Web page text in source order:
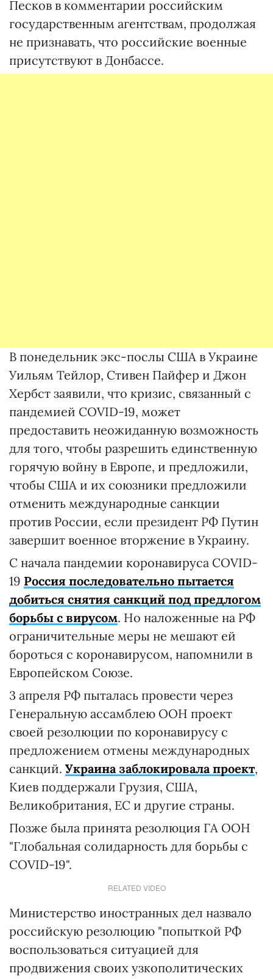
Песков в комментарии российским
государственным агентствам, продолжая
не признавать, что российские военные
присутствуют в Донбассе.
В понедельник экс-послы США в Украине
Уильям Тейлор, Стивен Пайфер и Джон
Хербст заявили, что кризис, связанный с
пандемией COVID-19, может
предоставить неожиданную возможность
для того, чтобы разрешить единственную
горячую войну в Европе, и предложили,
чтобы США и их союзники предложили
отменить международные санкции
против России, если президент РФ Путин
завершит военное вторжение в Украину.
С начала пандемии коронавируса COVID-
19 Россия последовательно пытается
добиться снятия санкций под предлогом
борьбы с вирусом. Но наложенные на РФ
ограничительные меры не мешают ей
бороться с коронавирусом, напомнили в
Европейском Союзе.
3 апреля РФ пыталась провести через
Генеральную ассамблею ООН проект
своей резолюции по коронавирусу с
предложением отмены международных
санкций. Украина заблокировала проект,
Киев поддержали Грузия, США,
Великобритания, ЕС и другие страны.
Позже была принята резолюция ГА ООН
"Глобальная солидарность для борьбы с
COVID-19".
RELATED VIDEO
Министерство иностранных дел назвало
российскую резолюцию "попыткой РФ
воспользоваться ситуацией для
продвижения своих узкополитических